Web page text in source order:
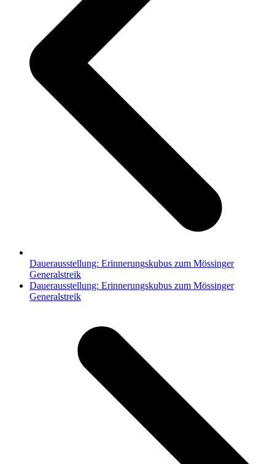
Dauerausstellung: Erinnerungskubus zum Mössinger
Generalstreik
Nächster
Beitrag:
Dauerausstellung: Erinnerungskubus zum Mössinger
Generalstreik